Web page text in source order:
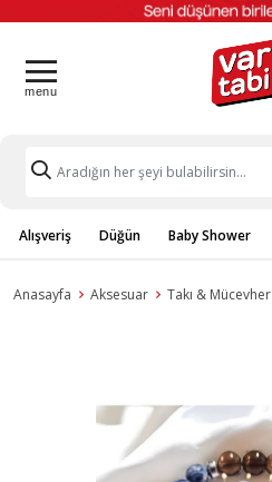
Alışveriş Düğün Baby Shower
Anasayfa Aksesuar Takı & Mücevher